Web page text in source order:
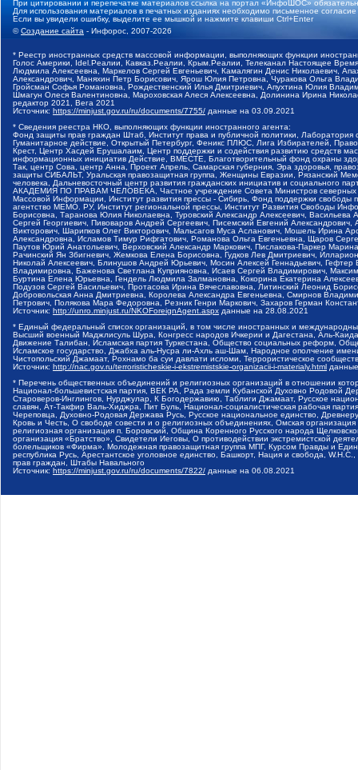
При цитировании и перепечатке материалов ссылка на портал «ИнфоШОС»
Для использования материалов в печатных изданиях необходимо письменное
Если вы увидели ошибку, выделите ее мышкой и нажмите клавиши Ctrl+Enter
©Создание сайта - Инфорос, 2007-2026
* Реестр иностранных средств массовой информации, выполняющих функции
Голос Америки, Idel.Реалии, Кавказ.Реалии, Крым.Реалии, Телеканал Настоящее
Людмила Алексеевна, Маркелов Сергей Евгеньевич, Камалягин Денис Николаевич,
Александрович, Маняхин Петр Борисович, Ярош Юлия Петровна, Чуракова Ольга
Гройсман Софья Романовна, Рождественский Илья Дмитриевич, Апухтина Юлия
Шмагун Олеся Валентиновна, Мароховская Алеся Алексеевна, Долинина Ирина
редактор 2021, Вега 2021
Источник: https://minjust.gov.ru/ru/documents/7755/ данные на 03.09.2021
* Сведения реестра НКО, выполняющих функции иностранного агента:
Фонд защиты прав граждан Штаб, Институт права и публичной политики,
Гуманитарное действие, Открытый Петербург, Феникс ПЛЮС, Лига Избирателей,
Крест, Центр Хасдей Ерушалаим, Центр поддержки и содействия развитию средств
информационных инициатив Действие, ВМЕСТЕ, Благотворительный фонд охраны
Так, центр Сова, центр Анна, Проект Апрель, Самарская губерния, Эра здоровья,
защиты СИБАЛЬТ, Уральская правозащитная группа, Женщины Евразии, Рязанский
человека, Дальневосточный центр развития гражданских инициатив и социального
АКАДЕМИЯ ПО ПРАВАМ ЧЕЛОВЕКА, Частное учреждение Совета Министров северных
Массовой Информации, Институт развития прессы - Сибирь, Фонд поддержки
агентство МЕМО. РУ, Институт региональной прессы, Институт Развития Свободы
Борисовна, Таранова Юлия Николаевна, Туровский Александр Алексеевич,
Сергей Георгиевич, Пивоваров Андрей Сергеевич, Писемский Евгений
Викторович, Шарипков Олег Викторович, Мальсагов Муса Асланович, Мошель Ирина
Александровна, Исламов Тимур Рифгатович, Романова Ольга Евгеньевна, Щаров
Паутов Юрий Анатольевич, Верховский Александр Маркович, Пислакова-Паркер
Рачинский Ян Збигневич, Жемкова Елена Борисовна, Гудков Лев Дмитриевич,
Николай Алексеевич, Блинушов Андрей Юрьевич, Мосин Алексей Геннадьевич,
Владимировна, Баженова Светлана Куприяновна, Исаев Сергей Владимирович,
Буртина Елена Юрьевна, Гендель Людмила Залмановна, Кокорина Екатерина
Подузов Сергей Васильевич, Протасова Ирина Вячеславовна, Литинский Леонид
Добровольская Анна Дмитриевна, Королева Александра Евгеньевна, Смирнов
Петрович, Полякова Мара Федоровна, Резник Генри Маркович, Захаров Герман
Источник: http://unro.minjust.ru/NKOForeignAgent.aspx данные на 28.08.2021
* Единый федеральный список организаций, в том числе иностранных и
Высший военный Маджлисуль Шура, Конгресс народов Ичкерии и Дагестана, Аль-
Движение Талибан, Исламская партия Туркестана, Общество социальных реформ,
Исламское государство, Джабха аль-Нусра ли-Ахль аш-Шам, Народное ополчение
Чистопольский Джамаат, Рохнамо ба суи давлати исломи, Террористическое
Источник: http://nac.gov.ru/terroristicheskie-i-ekstremistskie-organizacii-i-materialy.html
* Перечень общественных объединений и религиозных организаций в отношении
Национал-большевистская партия, ВЕК РА, Рада земли Кубанской Духовно Родовой
Староверов-Инглингов, Нурджулар, К Богодержавию, Таблиги Джамаат, Русское
славян, Ат-Такфир Валь-Хиджра, Пит Буль, Национал-социалистическая рабочая
Череповца, Духовно-Родовая Держава Русь, Русское национальное единство,
Кровь и Честь, О свободе совести и о религиозных объединениях, Омская
религиозная организация п. Боровский, Община Коренного Русского народа
организация «Братство», Свидетели Иеговы, О противодействии экстремистской
болельщиков «Фирма», Молодежная правозащитная группа МПГ, Курсом Правды и
республика Русь, Арестантское уголовное единство, Башкорт, Нация и свобода,
прав граждан, Штабы Навального
Источник: https://minjust.gov.ru/ru/documents/7822/ данные на 06.08.2021